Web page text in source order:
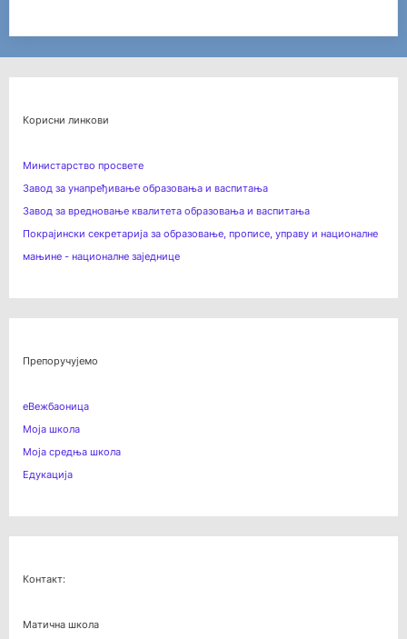
Корисни линкови
Министарство просвете
Завод за унапређивање образовања и васпитања
Завод за вредновање квалитета образовања и васпитања
Покрајински секретарија за образовање, прописе, управу и националне
мањине - националне заједнице
Препоручујемо
еВежбаоница
Моја школа
Моја средња школа
Едукација
Контакт:
Матична школа